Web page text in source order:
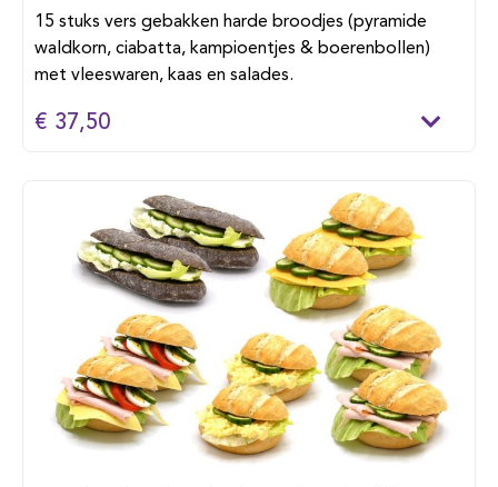
15 stuks vers gebakken harde broodjes (pyramide
waldkorn, ciabatta, kampioentjes & boerenbollen)
met vleeswaren, kaas en salades.
€ 37,50